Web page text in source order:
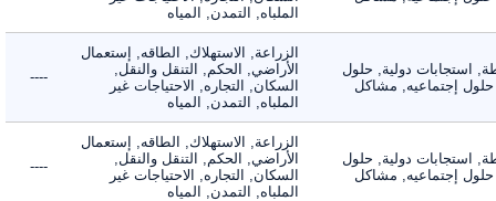
الملباه, التمدن, المياه
استجابات دولية, حلول
إجتماعيه, مشاكل
الزراعة, الاستهلاك, الطاقه, إستعمال
الأراضي, الحكم, التنقل والنقل,
السكان, التجاره, الاحتياجات غير
الملباه, التمدن, المياه
----
استجابات دولية, حلول
إجتماعيه, مشاكل
الزراعة, الاستهلاك, الطاقه, إستعمال
الأراضي, الحكم, التنقل والنقل,
السكان, التجاره, الاحتياجات غير
الملباه, التمدن, المياه
----